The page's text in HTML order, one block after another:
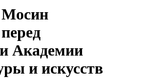
Академии
и искусств